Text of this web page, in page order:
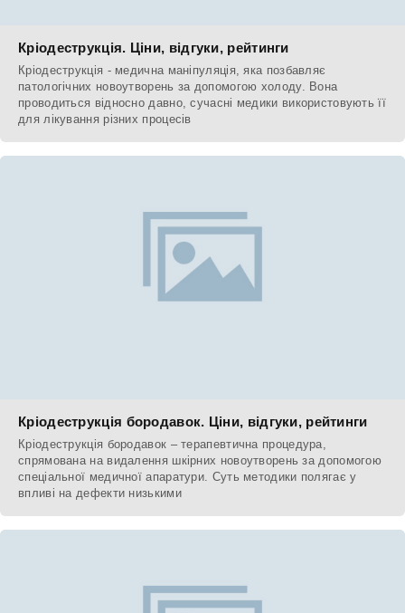
Кріодеструкція. Ціни, відгуки, рейтинги
Кріодеструкція - медична маніпуляція, яка позбавляє
патологічних новоутворень за допомогою холоду. Вона
проводиться відносно давно, сучасні медики використовують її
для лікування різних процесів
Кріодеструкція бородавок. Ціни, відгуки, рейтинги
Кріодеструкція бородавок – терапевтична процедура,
спрямована на видалення шкірних новоутворень за допомогою
спеціальної медичної апаратури. Суть методики полягає у
впливі на дефекти низькими